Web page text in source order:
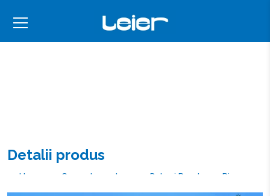
Detalii produs
Home Gama de produse Dale și Pavele Piazza